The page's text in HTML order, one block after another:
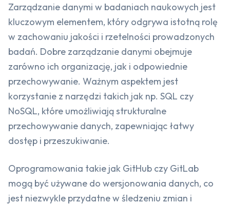
Zarządzanie danymi w badaniach naukowych jest
kluczowym elementem, który odgrywa istotną rolę
w zachowaniu jakości i rzetelności prowadzonych
badań. Dobre zarządzanie danymi obejmuje
zarówno ich organizację, jak i odpowiednie
przechowywanie. Ważnym aspektem jest
korzystanie z narzędzi takich jak np. SQL czy
NoSQL, które umożliwiają strukturalne
przechowywanie danych, zapewniając łatwy
dostęp i przeszukiwanie.
Oprogramowania takie jak GitHub czy GitLab
mogą być używane do wersjonowania danych, co
jest niezwykle przydatne w śledzeniu zmian i